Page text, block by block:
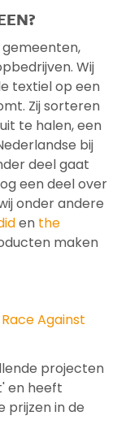
Wij
textiel op een
Zij sorteren
te halen, een
bij
deel gaat
een deel over
onder andere
en the
maken
Race Against
projecten
en heeft
prijzen in de